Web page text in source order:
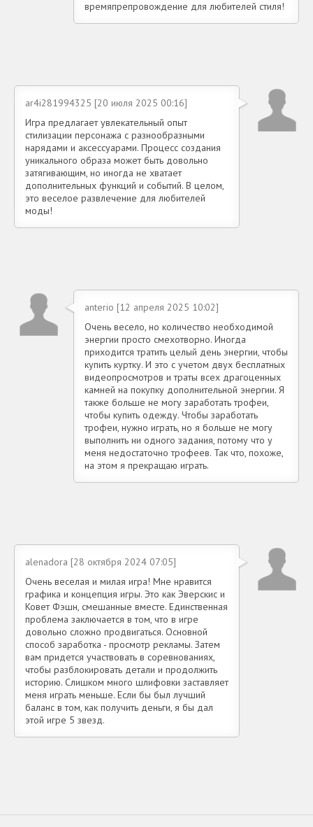
времяпрепровождение для любителей стиля!
ar4i281994325 [20 июля 2025 00:16]
Игра предлагает увлекательный опыт
стилизации персонажа с разнообразными
нарядами и аксессуарами. Процесс создания
уникального образа может быть довольно
затягивающим, но иногда не хватает
дополнительных функций и событий. В целом,
это веселое развлечение для любителей
моды!
anterio [12 апреля 2025 10:02]
Очень весело, но количество необходимой
энергии просто смехотворно. Иногда
приходится тратить целый день энергии, чтобы
купить куртку. И это с учетом двух бесплатных
видеопросмотров и траты всех драгоценных
камней на покупку дополнительной энергии. Я
также больше не могу заработать трофеи,
чтобы купить одежду. Чтобы заработать
трофеи, нужно играть, но я больше не могу
выполнить ни одного задания, потому что у
меня недостаточно трофеев. Так что, похоже,
на этом я прекращаю играть.
alenadora [28 октября 2024 07:05]
Очень веселая и милая игра! Мне нравится
графика и концепция игры. Это как Эверскис и
Ковет Фэшн, смешанные вместе. Единственная
проблема заключается в том, что в игре
довольно сложно продвигаться. Основной
способ заработка - просмотр рекламы. Затем
вам придется участвовать в соревнованиях,
чтобы разблокировать детали и продолжить
историю. Слишком много шлифовки заставляет
меня играть меньше. Если бы был лучший
баланс в том, как получить деньги, я бы дал
этой игре 5 звезд.